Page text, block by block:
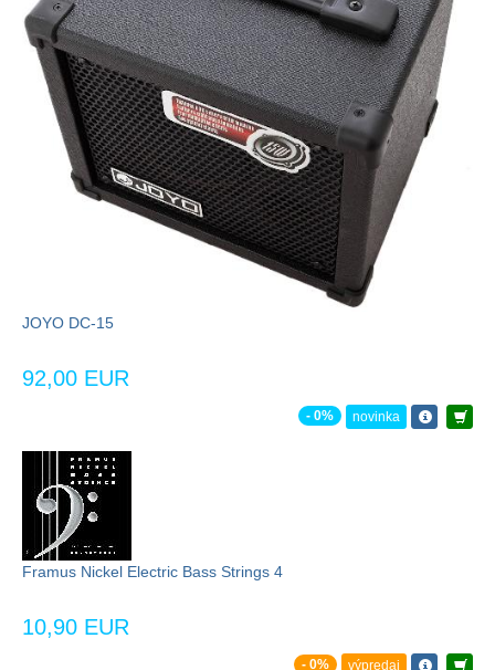
JOYO DC-15
92,00 EUR
- 0% novinka
Framus Nickel Electric Bass Strings 4
10,90 EUR
- 0% výpredaj